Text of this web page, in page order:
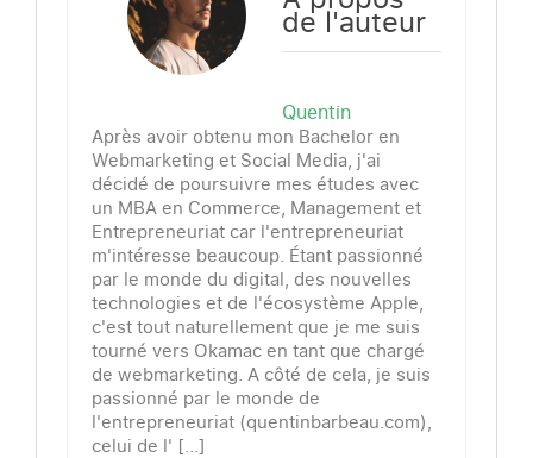
de l'auteur
Quentin
Après avoir obtenu mon Bachelor en
Webmarketing et Social Media, j'ai
décidé de poursuivre mes études avec
un MBA en Commerce, Management et
Entrepreneuriat car l'entrepreneuriat
m'intéresse beaucoup. Étant passionné
par le monde du digital, des nouvelles
technologies et de l'écosystème Apple,
c'est tout naturellement que je me suis
tourné vers Okamac en tant que chargé
de webmarketing. A côté de cela, je suis
passionné par le monde de
l'entrepreneuriat (quentinbarbeau.com),
celui de l' [...]